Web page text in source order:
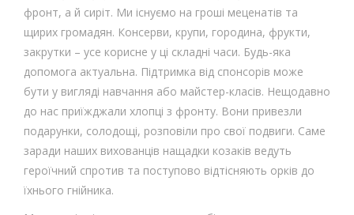
фронт, а й сиріт. Ми існуємо на гроші меценатів та
щирих громадян. Консерви, крупи, городина, фрукти,
закрутки – усе корисне у ці складні часи. Будь-яка
допомога актуальна. Підтримка від спонсорів може
бути у вигляді навчання або майстер-класів. Нещодавно
до нас приїжджали хлопці з фронту. Вони привезли
подарунки, солодощі, розповіли про свої подвиги. Саме
заради наших вихованців нащадки козаків ведуть
героїчний спротив та поступово відтісняють орків до
їхнього гнійника.